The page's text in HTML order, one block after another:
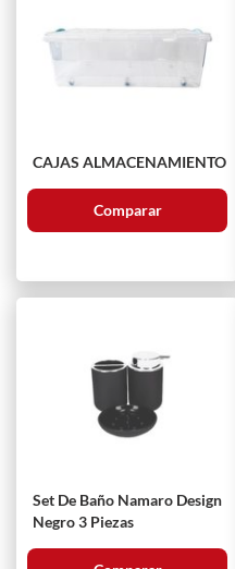
CAJAS ALMACENAMIENTO
Comparar
Set De Baño Namaro Design
Negro 3 Piezas